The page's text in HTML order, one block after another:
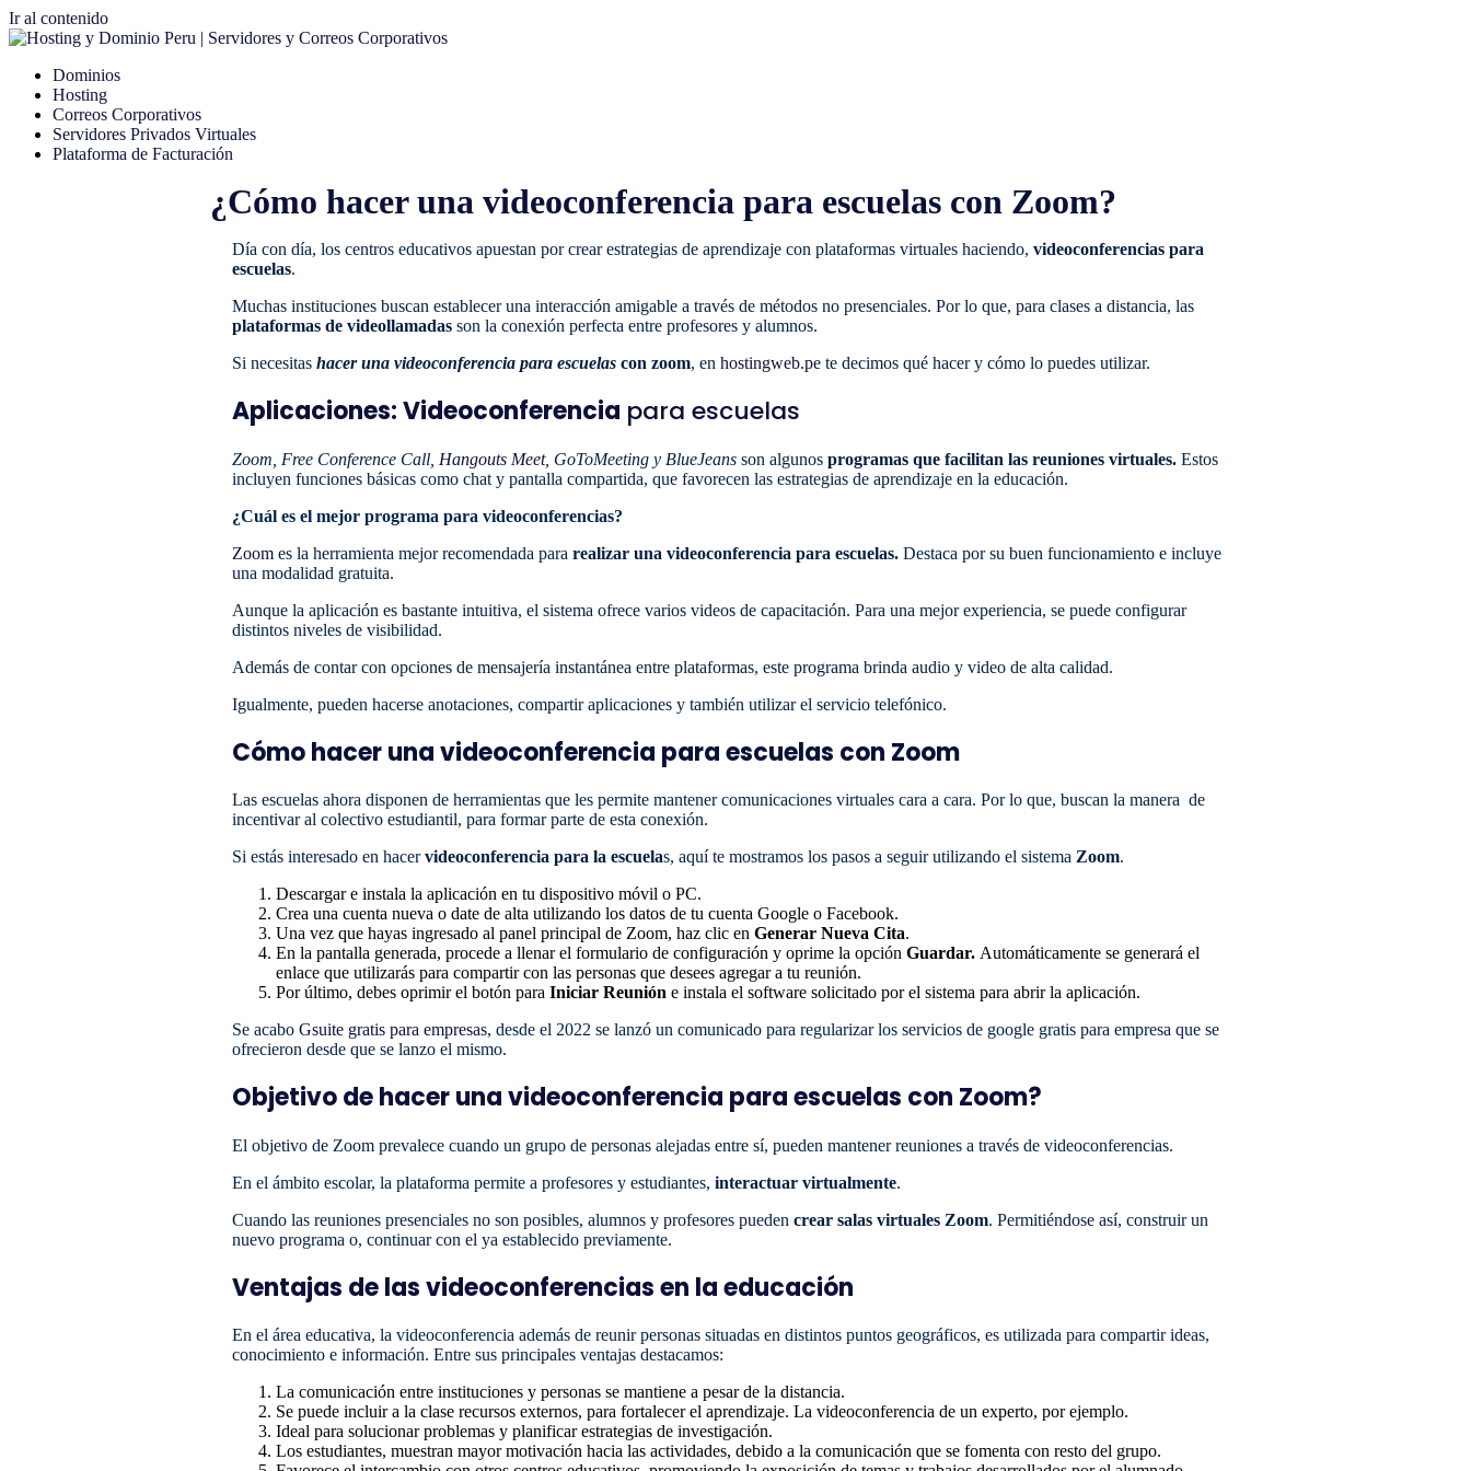
Ir al contenido
Dominios
Hosting
Correos Corporativos
Servidores Privados Virtuales
Plataforma de Facturación
¿Cómo hacer una videoconferencia para escuelas con Zoom?
Día con día, los centros educativos apuestan por crear estrategias de aprendizaje con plataformas virtuales haciendo, videoconferencias para
escuelas.
Muchas instituciones buscan establecer una interacción amigable a través de métodos no presenciales. Por lo que, para clases a distancia, las
plataformas de videollamadas son la conexión perfecta entre profesores y alumnos.
Si necesitas hacer una videoconferencia para escuelas con zoom, en hostingweb.pe te decimos qué hacer y cómo lo puedes utilizar.
Aplicaciones: Videoconferencia para escuelas
Zoom, Free Conference Call, Hangouts Meet, GoToMeeting y BlueJeans son algunos programas que facilitan las reuniones virtuales. Estos
incluyen funciones básicas como chat y pantalla compartida, que favorecen las estrategias de aprendizaje en la educación.
¿Cuál es el mejor programa para videoconferencias?
Zoom es la herramienta mejor recomendada para realizar una videoconferencia para escuelas. Destaca por su buen funcionamiento e incluye
una modalidad gratuita.
Aunque la aplicación es bastante intuitiva, el sistema ofrece varios videos de capacitación. Para una mejor experiencia, se puede configurar
distintos niveles de visibilidad.
Además de contar con opciones de mensajería instantánea entre plataformas, este programa brinda audio y video de alta calidad.
Igualmente, pueden hacerse anotaciones, compartir aplicaciones y también utilizar el servicio telefónico.
Cómo hacer una videoconferencia para escuelas con Zoom
Las escuelas ahora disponen de herramientas que les permite mantener comunicaciones virtuales cara a cara. Por lo que, buscan la manera de
incentivar al colectivo estudiantil, para formar parte de esta conexión.
Si estás interesado en hacervideoconferencia para la escuelas, aquí te mostramos los pasos a seguir utilizando el sistema Zoom.
Descargar e instala la aplicación en tu dispositivo móvil o PC.
Crea una cuenta nueva o date de alta utilizando los datos de tu cuenta Google o Facebook.
Una vez que hayas ingresado al panel principal de Zoom, haz clic en Generar Nueva Cita.
En la pantalla generada, procede a llenar el formulario de configuración y oprime la opción Guardar. Automáticamente se generará el
enlace que utilizarás para compartir con las personas que desees agregar a tu reunión.
Por último, debes oprimir el botón para Iniciar Reunión e instala el software solicitado por el sistema para abrir la aplicación.
Se acabo Gsuite gratis para empresas, desde el 2022 se lanzó un comunicado para regularizar los servicios de google gratis para empresa que se
ofrecieron desde que se lanzo el mismo.
Objetivo de hacer una videoconferencia para escuelas con Zoom?
El objetivo de Zoom prevalece cuando un grupo de personas alejadas entre sí, pueden mantener reuniones a través de videoconferencias.
En el ámbito escolar, la plataforma permite a profesores y estudiantes, interactuar virtualmente.
Cuando las reuniones presenciales no son posibles, alumnos y profesores pueden crear salas virtuales Zoom. Permitiéndose así, construir un
nuevo programa o, continuar con el ya establecido previamente.
Ventajas de las videoconferencias en la educación
En el área educativa, la videoconferencia además de reunir personas situadas en distintos puntos geográficos, es utilizada para compartir ideas,
conocimiento e información. Entre sus principales ventajas destacamos:
La comunicación entre instituciones y personas se mantiene a pesar de la distancia.
Se puede incluir a la clase recursos externos, para fortalecer el aprendizaje. La videoconferencia de un experto, por ejemplo.
Ideal para solucionar problemas y planificar estrategias de investigación.
Los estudiantes, muestran mayor motivación hacia las actividades, debido a la comunicación que se fomenta con resto del grupo.